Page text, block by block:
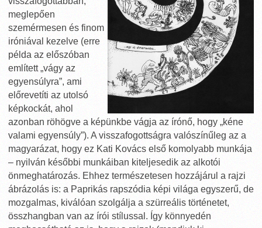
meglepően
szemérmesen és finom
iróniával kezelve (erre
példa az előszóban
említett „vágy az
egyensúlyra”, ami
előrevetíti az utolsó
képkockát, ahol
azonban röhögve a képünkbe vágja az írónő, hogy „kéne
valami egyensúly”). A visszafogottságra valószínűleg az a
magyarázat, hogy ez Kati Kovács első komolyabb munkája
– nyilván későbbi munkáiban kiteljesedik az alkotói
önmeghatározás. Ehhez természetesen hozzájárul a rajzi
ábrázolás is: a Paprikás rapszódia képi világa egyszerű, de
mozgalmas, kiválóan szolgálja a szürreális történetet,
összhangban van az írói stílussal. Így könnyedén